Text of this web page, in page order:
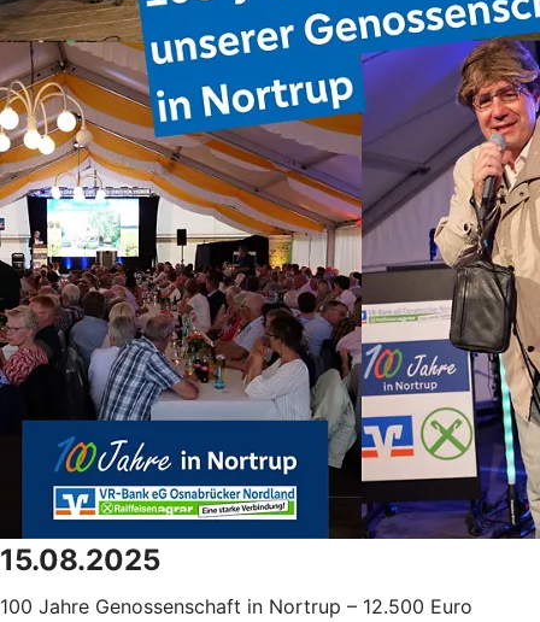
15.08.2025
100 Jahre Genossenschaft in Nortrup – 12.500 Euro